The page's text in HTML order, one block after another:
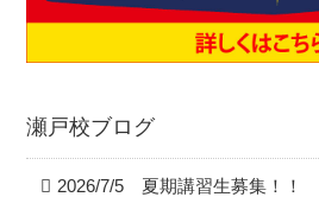
瀬戸校ブログ
2026/7/5 夏期講習生募集！！